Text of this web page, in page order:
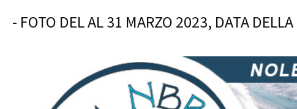
- FOTO DEL AL 31 MARZO 2023, DATA